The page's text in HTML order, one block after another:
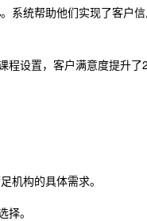
系统帮助他们实现了客户
设置，客户满意度提升
机构的具体需求。
。